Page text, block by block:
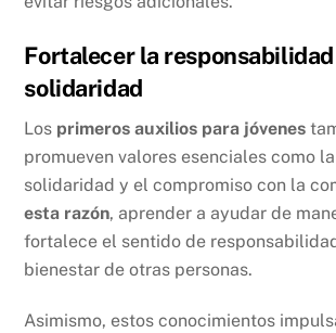
Fortalecer la
solidaridad
Los primeros auxilios para jóvenes
promueven valores esenciales como
solidaridad y el compromiso con la
esta razón, aprender a ayudar de
fortalece el sentido de
bienestar de otras personas.
Asimismo, estos conocimientos